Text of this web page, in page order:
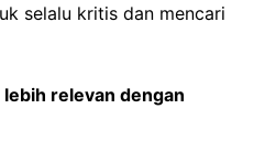
selalu kritis dan mencari
relevan dengan